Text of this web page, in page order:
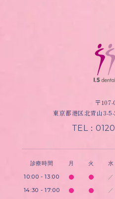
〒107-
東京都港区北青山3-
TEL：
診療時間 月 火 水
10:00 - 13:00 ／
14:30 - 17:00 ／